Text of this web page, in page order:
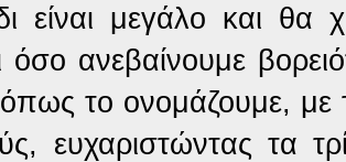
είναι μεγάλο και θα
όσο ανεβαίνουμε
όπως το ονομάζουμε,
ευχαριστώντας τα